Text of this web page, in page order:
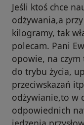
Jeśli ktoś chce
odżywania,a
kilogramy, tak
polecam. Pani
opowie, na
do trybu życia,
przeciwskazań
odżywianie,to w
odpowiednich